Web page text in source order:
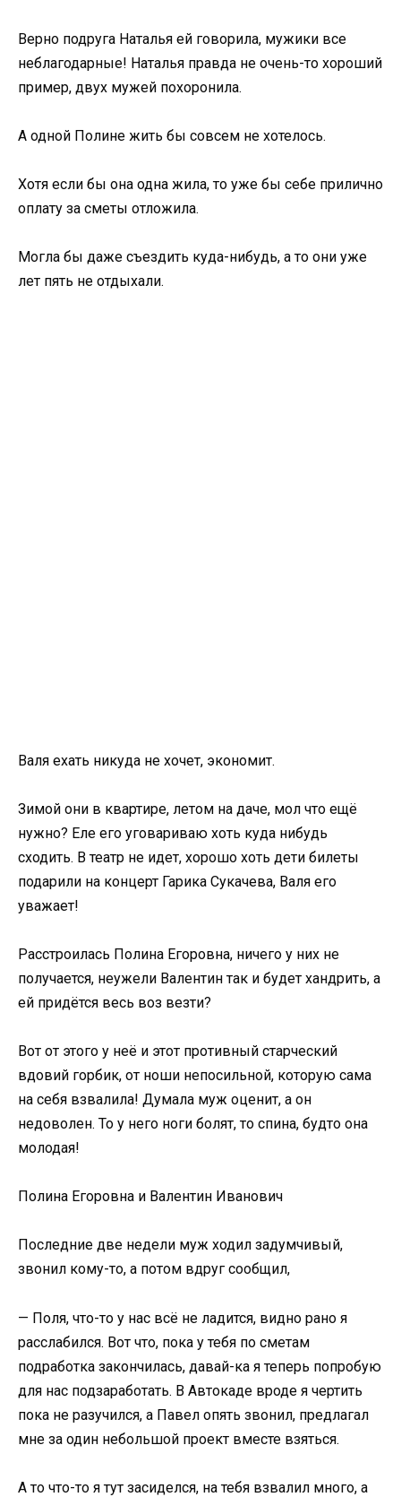
Верно подруга Наталья ей говорила, мужики все
неблагодарные! Наталья правда не очень-то хороший
пример, двух мужей похоронила.
А одной Полине жить бы совсем не хотелось.
Хотя если бы она одна жила, то уже бы себе прилично
оплату за сметы отложила.
Могла бы даже съездить куда-нибудь, а то они уже
лет пять не отдыхали.
Валя ехать никуда не хочет, экономит.
Зимой они в квартире, летом на даче, мол что ещё
нужно? Еле его уговариваю хоть куда нибудь
сходить. В театр не идет, хорошо хоть дети билеты
подарили на концерт Гарика Сукачева, Валя его
уважает!
Расстроилась Полина Егоровна, ничего у них не
получается, неужели Валентин так и будет хандрить, а
ей придётся весь воз везти?
Вот от этого у неё и этот противный старческий
вдовий горбик, от ноши непосильной, которую сама
на себя взвалила! Думала муж оценит, а он
недоволен. То у него ноги болят, то спина, будто она
молодая!
Полина Егоровна и Валентин Иванович
Последние две недели муж ходил задумчивый,
звонил кому-то, а потом вдруг сообщил,
— Поля, что-то у нас всё не ладится, видно рано я
расслабился. Вот что, пока у тебя по сметам
подработка закончилась, давай-ка я теперь попробую
для нас подзаработать. В Автокаде вроде я чертить
пока не разучился, а Павел опять звонил, предлагал
мне за один небольшой проект вместе взяться.
А то что-то я тут засиделся, на тебя взвалил много, а